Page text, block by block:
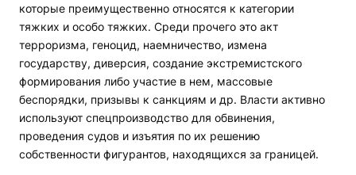
которые преимущественно относятся к категории
тяжких и особо тяжких. Среди прочего это акт
терроризма, геноцид, наемничество, измена
государству, диверсия, создание экстремистского
формирования либо участие в нем, массовые
беспорядки, призывы к санкциям и др. Власти активно
используют спецпроизводство для обвинения,
проведения судов и изъятия по их решению
собственности фигурантов, находящихся за границей.